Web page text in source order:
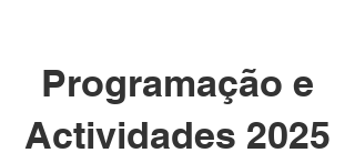
Programação e
Actividades 2025